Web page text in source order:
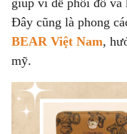
giúp ví dễ phối đồ
Đây cũng là phong
BEAR Việt Nam,
mỹ.